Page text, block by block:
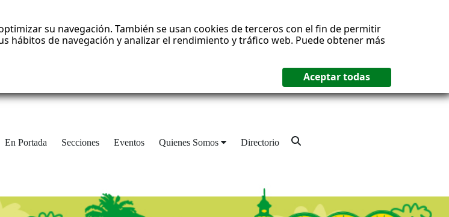
su navegación. También se usan cookies de terceros con el fin de permitir
hábitos de navegación y analizar el rendimiento y tráfico web. Puede obtener más
En Portada Secciones Eventos Quienes Somos Directorio